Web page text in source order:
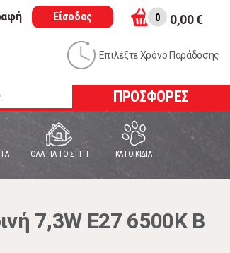
Είσοδος 0 0,00 €
Επιλέξτε Χρόνο Παράδοσης
ΠΡΟΣΦΟΡΕΣ
ΟΛΑ ΓΙΑ ΤΟ ΣΠΙΤΙ ΚΑΤΟΙΚΙΔΙΑ
7,3W E27 6500K Β